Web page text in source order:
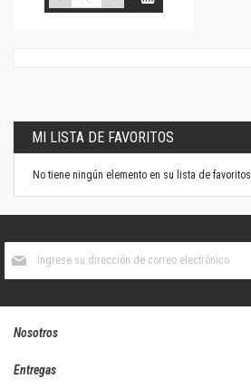
MI LISTA DE FAVORITOS
No tiene ningún elemento en su lista de favoritos.
boletín
Nosotros
Entregas